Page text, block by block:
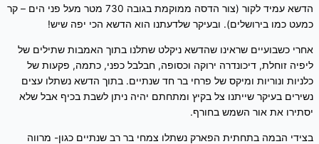
הדשא עמיד לקור (צור הדסה ממוקמת בגובה 730 מטר מעל פני הים – קר
כמעט כמו בירושלים). ובעיקר שלדעתנו הוא הדשא הכי יפה שיש!
אחרי כשבועיים שראינו שהדשא ניקלט שתלנו בתוך האמבות שתילים של
ליפיה זוחלת, דיכונדרה ירוקה וכסופה, חבלבל כפני, כתמה, פקעות של
כלניות ונוריות ומיקס של פרחי בר חד שנתיים. בתוך הדשא נשתלו עצים
נשירים בעיקר שייתנו צל בקיץ ומתחתם יהיה ניתן לשבת בכיף אבל שלא
יסתירו את אור השמש בחורף.
בצידי הבמה בתחתית הפארק נשתלו צמחי בר רב שנתיים כגון- מרווה